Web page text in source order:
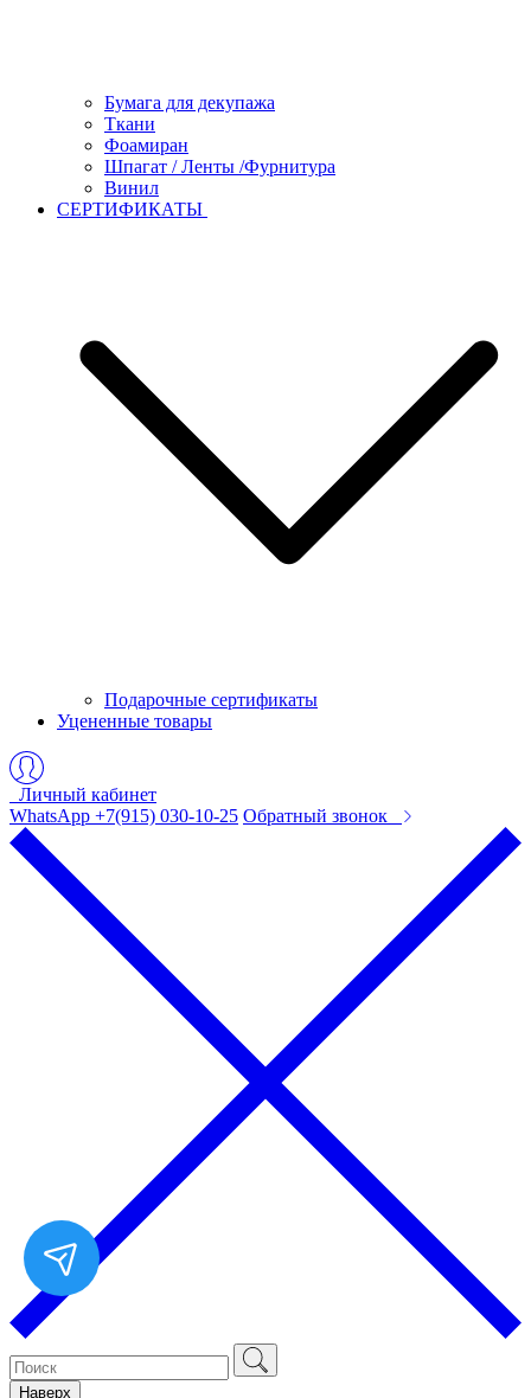
Бумага для декупажа
Ткани
Фоамиран
Шпагат / Ленты /Фурнитура
Винил
СЕРТИФИКАТЫ
Подарочные сертификаты
Уцененные товары
Личный кабинет
WhatsApp +7(915) 030-10-25 Обратный звонок
Наверх